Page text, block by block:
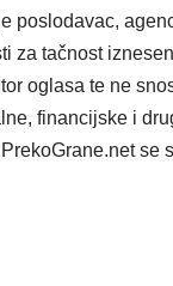
poslodavac,
za tačnost
oglasa te ne
financijske i
se